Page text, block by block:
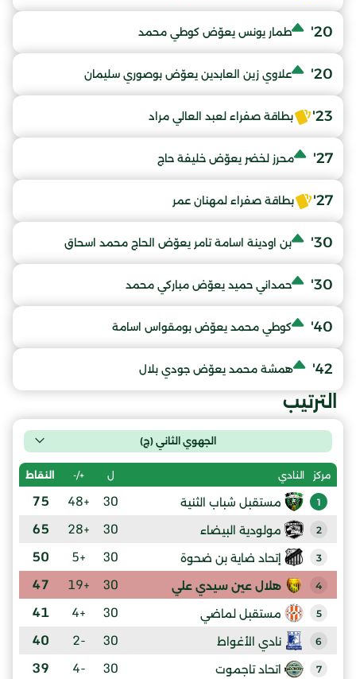
20' طمار يونس يعوّض كوطي محمد
20' علاوي زين العابدين يعوّض بوصوري سليمان
23' بطاقة صفراء لعبد العالي مراد
27' محرز لخضر يعوّض خليفة حاج
27' بطاقة صفراء لمهنان عمر
30' بن اودينة اسامة تامر يعوّض الحاج محمد اسحاق
30' حمداني حميد يعوّض مباركي محمد
40' كوطي محمد يعوّض بومقواس اسامة
42' همشة محمد يعوّض جودي بلال
الترتيب
الجهوي الثاني (ج)
مركز النادي ل +/- النقاط
1 مستقبل شباب الثنية 30
+48
75
2 مولودية البيضاء 30
+28
65
3 إتحاد ضاية بن ضحوة 30
+5
50
4 هلال عين سيدي علي 30
+19
47
5 مستقبل لماضي 30
+4
41
6 نادي الأغواط 30
-2
40
7 اتحاد تاجموت 30
-4
39